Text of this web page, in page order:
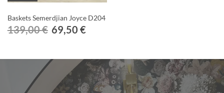
Baskets Semerdjian Joyce D204
139,00€ Le
prix
69,50 €Le
prix